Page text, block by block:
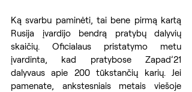
Ką svarbu paminėti, tai bene pirmą kartą
Rusija įvardijo bendrą pratybų dalyvių
skaičių. Oficialaus pristatymo metu
įvardinta, kad pratybose Zapad’21
dalyvaus apie 200 tūkstančių karių. Jei
pamenate, ankstesniais metais viešoje